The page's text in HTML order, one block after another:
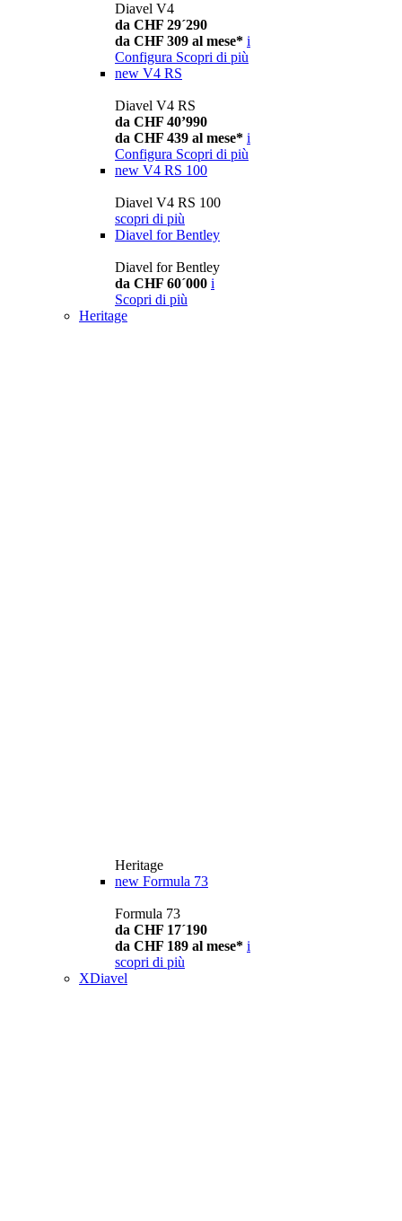
Diavel V4
da CHF 29´290
da CHF 309 al mese* i
Configura Scopri di più
new V4 RS
Diavel V4 RS
da CHF 40’990
da CHF 439 al mese* i
Configura Scopri di più
new V4 RS 100
Diavel V4 RS 100
scopri di più
Diavel for Bentley
Diavel for Bentley
da CHF 60´000 i
Scopri di più
Heritage
Heritage
new Formula 73
Formula 73
da CHF 17´190
da CHF 189 al mese* i
scopri di più
XDiavel